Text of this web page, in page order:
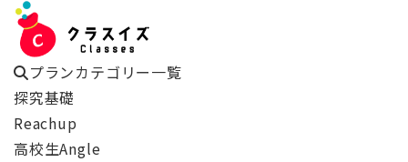
プランカテゴリー一覧
探究基礎
Reachup
高校生Angle
大阪府立河南高等学校